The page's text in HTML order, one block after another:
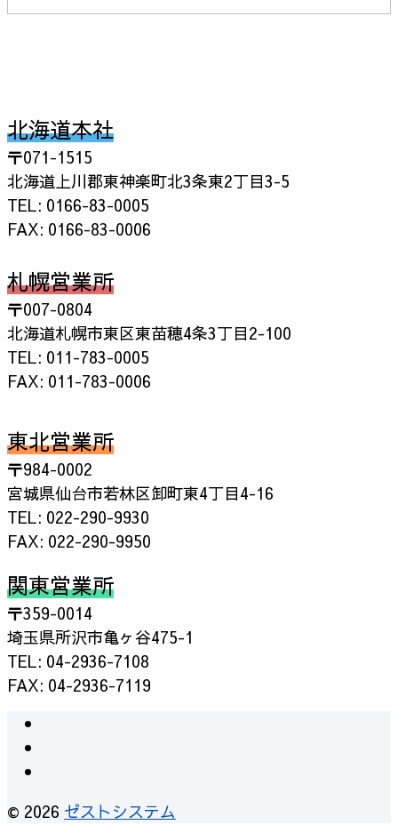
北海道本社
〒071-1515
北海道上川郡東神楽町北3条東2丁目3-5
TEL: 0166-83-0005
FAX: 0166-83-0006
札幌営業所
〒007-0804
北海道札幌市東区東苗穂4条3丁目2-100
TEL: 011-783-0005
FAX: 011-783-0006
東北営業所
〒984-0002
宮城県仙台市若林区卸町東4丁目4-16
TEL: 022-290-9930
FAX: 022-290-9950
関東営業所
〒359-0014
埼玉県所沢市亀ヶ谷475-1
TEL: 04-2936-7108
FAX: 04-2936-7119
© 2026 ゼストシステム